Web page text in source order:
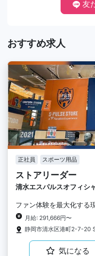
友
おすすめ求人
正社員 スポーツ用品
ストアリーダー
清水エスパルスオフィシ
ファン体験を最大化する
月給: 291,666円〜
静岡市清水区港町2-7-20
気になる